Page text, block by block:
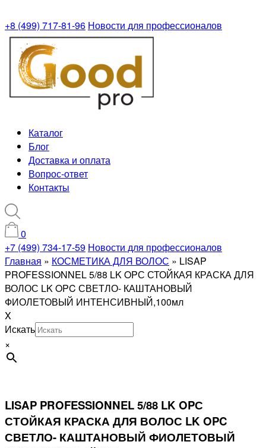
+8 (499) 717-81-96 Новости для профессионалов
Каталог
Блог
Доставка и оплата
Вопрос-ответ
Контакты
0
+7 (499) 734-17-59 Новости для профессионалов
Главная » КОСМЕТИКА ДЛЯ ВОЛОС » LISAP
PROFESSIONNEL 5/88 LK OPС СТОЙКАЯ КРАСКА ДЛЯ
ВОЛОС LK OPC СВЕТЛО- КАШТАНОВЫЙ
ФИОЛЕТОВЫЙ ИНТЕНСИВНЫЙ,100мл
X
Искать
×
LISAP PROFESSIONNEL 5/88 LK OPС
СТОЙКАЯ КРАСКА ДЛЯ ВОЛОС LK OPC
СВЕТЛО- КАШТАНОВЫЙ ФИОЛЕТОВЫЙ